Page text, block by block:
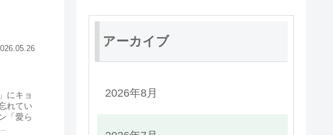
にキョ
れてい
「愛ら
アーカイブ
2026年8月